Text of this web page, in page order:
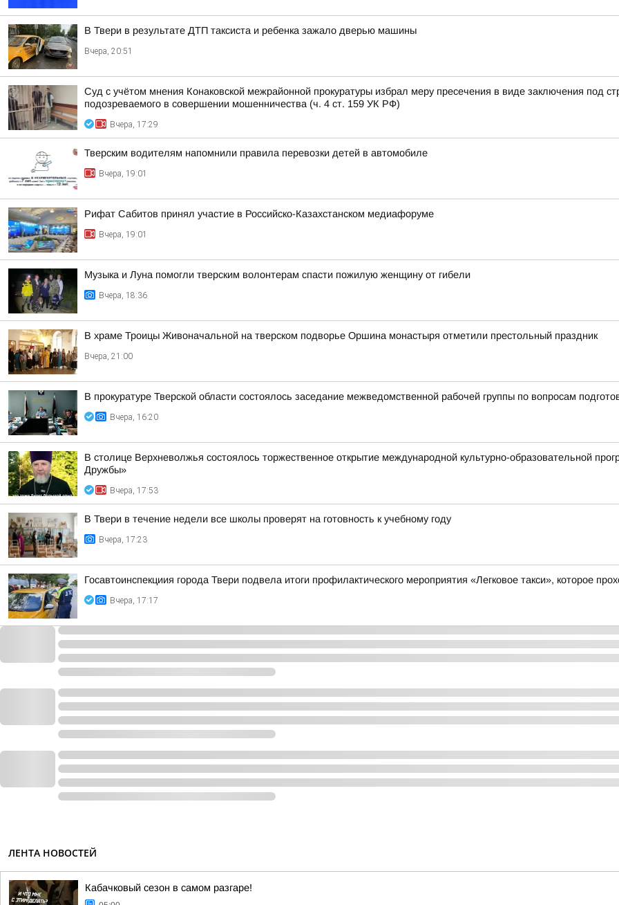
В Твери в результате ДТП таксиста и ребенка зажало дверью машины
Вчера, 20:51
Суд с учётом мнения Конаковской межрайонной прокуратуры избрал меру пресечения в виде заключения под
подозреваемого в совершении мошенничества (ч. 4 ст. 159 УК РФ)
Вчера, 17:29
Тверским водителям напомнили правила перевозки детей в автомобиле
Вчера, 19:01
Рифат Сабитов принял участие в Российско-Казахстанском медиафоруме
Вчера, 19:01
Музыка и Луна помогли тверским волонтерам спасти пожилую женщину от гибели
Вчера, 18:36
В храме Троицы Живоначальной на тверском подворье Оршина монастыря отметили престольный праздник
Вчера, 21:00
В прокуратуре Тверской области состоялось заседание межведомственной рабочей группы по вопросам
Вчера, 16:20
В столице Верхневолжья состоялось торжественное открытие международной культурно-образовательной
Дружбы»
Вчера, 17:53
В Твери в течение недели все школы проверят на готовность к учебному году
Вчера, 17:23
Госавтоинспекциия города Твери подвела итоги профилактического мероприятия «Легковое такси», которое
Вчера, 17:17
ЛЕНТА НОВОСТЕЙ
Кабачковый сезон в самом разгаре!